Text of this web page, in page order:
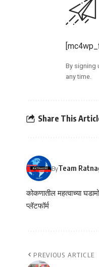
By signing
any time.
Share This
ByTeam
कोकणातील महत्वाच्या
प्लॅटफॉर्म
PREVIOUS ARTICLE